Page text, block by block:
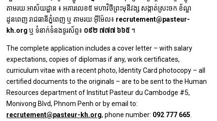
តាមរយៈ​អាស័យដ្ឋាន ៖ អគារលេខ៥ មហាវិថីព្រះមុនីវង្ស សង្កាត់ស្រះចក ខ័ណ្ឌ
ដូនពេញ រាជធានីភ្នំពេញ ឬ តាមរយៈអ៊ីម៉ែល៖ recrutement@pasteur-
kh.org ឬ ទំនាក់ទំនងទូរស័ព្ទ៖ ០៩២ ៧៧៧ ៦៦៥ ។
The complete application includes a cover letter – with salary
expectations, copies of diplomas if any, work certificates,
curriculum vitae with a recent photo, Identity Card photocopy – all
certified documents to the originals – are to be sent to the Human
Resources department of Institut Pasteur du Cambodge #5,
Monivong Blvd, Phnom Penh or by email to:
recrutement@pasteur-kh.org, phone number: 092 777 665